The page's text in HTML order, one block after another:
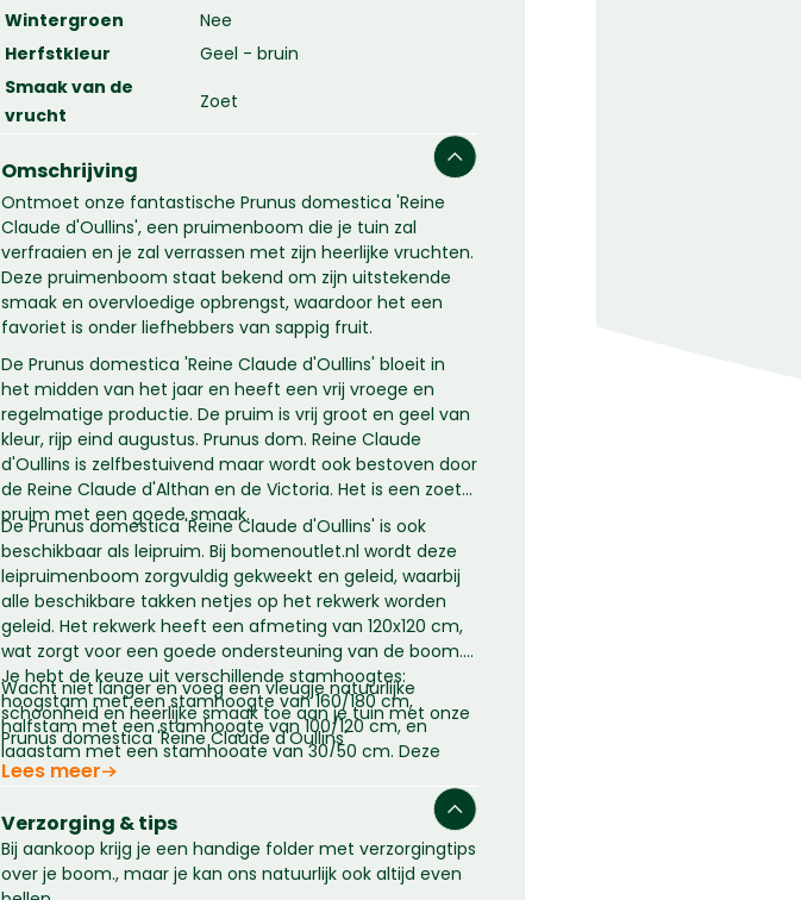
Wintergroen
Nee
Herfstkleur
Geel - bruin
Smaak van de
vrucht
Zoet
Omschrijving
Ontmoet onze fantastische Prunus domestica 'Reine
Claude d'Oullins', een pruimenboom die je tuin zal
verfraaien en je zal verrassen met zijn heerlijke vruchten.
Deze pruimenboom staat bekend om zijn uitstekende
smaak en overvloedige opbrengst, waardoor het een
favoriet is onder liefhebbers van sappig fruit.
De Prunus domestica 'Reine Claude d'Oullins' bloeit in
het midden van het jaar en heeft een vrij vroege en
regelmatige productie. De pruim is vrij groot en geel van
kleur, rijp eind augustus. Prunus dom. Reine Claude
d'Oullins is zelfbestuivend maar wordt ook bestoven door
de Reine Claude d'Althan en de Victoria. Het is een zoete
pruim met een goede smaak.
De Prunus domestica 'Reine Claude d'Oullins' is ook
beschikbaar als leipruim. Bij bomenoutlet.nl wordt deze
leipruimenboom zorgvuldig gekweekt en geleid, waarbij
alle beschikbare takken netjes op het rekwerk worden
geleid. Het rekwerk heeft een afmeting van 120x120 cm,
wat zorgt voor een goede ondersteuning van de boom.
Je hebt de keuze uit verschillende stamhoogtes:
hoogstam met een stamhoogte van 160/180 cm,
halfstam met een stamhoogte van 100/120 cm, en
laagstam met een stamhoogte van 30/50 cm. Deze
variatie in stamhoogtes maakt het mogelijk om de
leipruim aan te passen aan de beschikbare ruimte in je
tuin of op je terras. Met zijn flexibele opties past de
Prunus domestica 'Reine Claude d'Oullins' perfect bij
verschillende tuinomstandigheden en voorkeuren.
Wacht niet langer en voeg een vleugje natuurlijke
schoonheid en heerlijke smaak toe aan je tuin met onze
Prunus domestica 'Reine Claude d'Oullins'
Lees meer
Verzorging & tips
Bij aankoop krijg je een handige folder met verzorgingtips
over je boom., maar je kan ons natuurlijk ook altijd even